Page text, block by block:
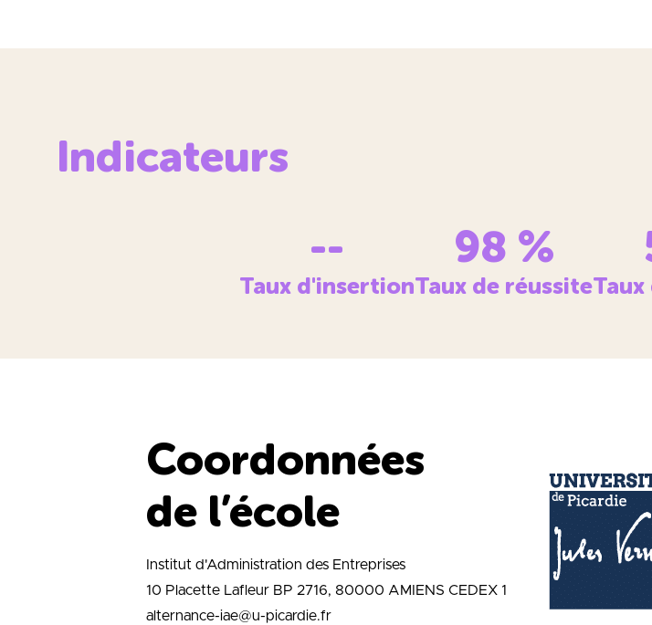
Indicateurs
--
Taux d'insertion
98 %
Taux de réussite
Coordonnées
de l’école
Institut d'Administration des Entreprises
10 Placette Lafleur BP 2716, 80000 AMIENS CEDEX 1
alternance-iae@u-picardie.fr